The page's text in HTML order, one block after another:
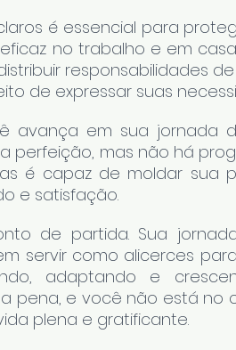
é essencial para
no trabalho e em
responsabilidades
de expressar suas
avança em sua jornada
perfeição, mas não há
é capaz de moldar sua
e satisfação.
de partida. Sua
servir como alicerces
adaptando e
pena, e você não está no
plena e gratificante.